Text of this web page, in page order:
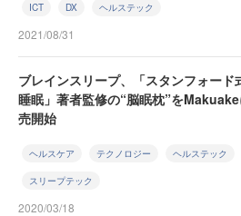
ICT DX ヘルステック
2021/08/31
ブレインスリープ、「スタンフォード
睡眠」著者監修の“脳眠枕”を
売開始
ヘルスケア テクノロジー ヘルステック
スリープテック
2020/03/18